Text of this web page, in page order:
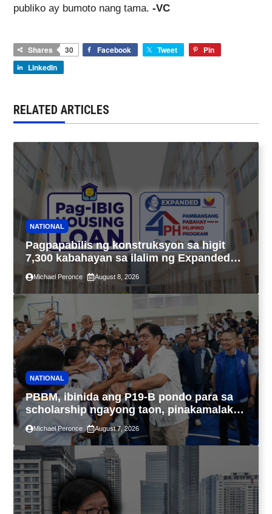
publiko ay bumoto nang tama. -VC
Shares 30 Facebook Tweet
Pin
LinkedIn
RELATED ARTICLES
NATIONAL
Pagpapabilis ng konstruksyon sa higit
7,300 kabahayan sa ilalim ng Expanded
4PH, posible na sa pagtutulungan ng Pag-
IBIG at P.A. Alvarez
Michael Peronce August 8, 2026
NATIONAL
PBBM, ibinida ang P19-B pondo para sa
scholarship ngayong taon, pinakamalaki
sa kasaysayan ng TESDA
Michael Peronce August 7, 2026